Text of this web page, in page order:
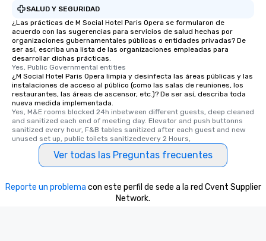
SALUD Y SEGURIDAD
¿Las prácticas de M Social Hotel Paris Opera se formularon de
acuerdo con las sugerencias para servicios de salud hechas por
organizaciones gubernamentales públicas o entidades privadas? De
ser así, escriba una lista de las organizaciones empleadas para
desarrollar dichas prácticas.
Yes, Public Governmental entities
¿M Social Hotel Paris Opera limpia y desinfecta las áreas públicas y las
instalaciones de acceso al público (como las salas de reuniones, los
restaurantes, las áreas de ascensor, etc.)? De ser así, describa toda
nueva medida implementada.
Yes, M&E rooms blocked 24h inbetween different guests, deep cleaned
and sanitized each end of meeting day. Elevator and push buttonns
sanitized every hour, F&B tables sanitized after each guest and new
unused set up, public toilets sanitizedevery 2 Hours,
Ver todas las Preguntas frecuentes
Reporte un problema con este perfil de sede a la red Cvent Supplier
Network.